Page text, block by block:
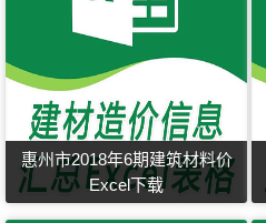
惠州市2018年6期建筑材料价
Excel下载